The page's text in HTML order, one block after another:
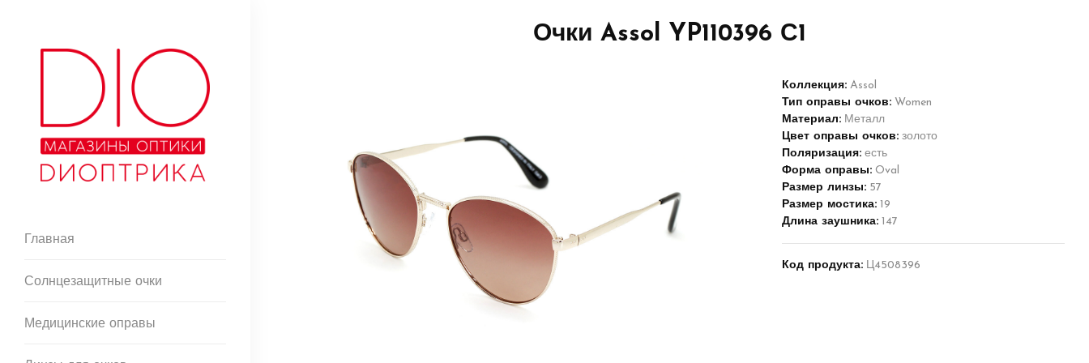
Главная
Солнцезащитные очки
Медицинские оправы
Очки Assol YP110396 С1
Коллекция: Assol
Тип оправы очков: Women
Материал: Металл
Цвет оправы очков: золото
Поляризация: есть
Форма оправы: Oval
Размер линзы: 57
Размер мостика: 19
Длина заушника: 147
Код продукта: Ц4508396